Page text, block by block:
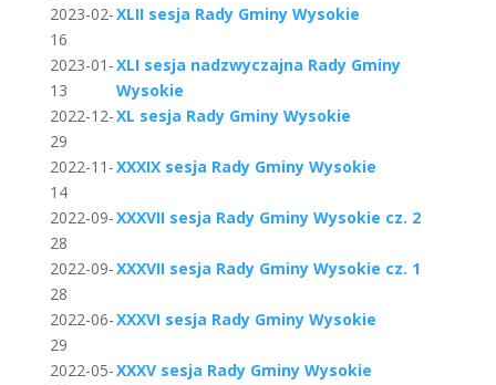
2023-02-
16
XLII sesja Rady Gminy Wysokie
2023-01-
13
XLI sesja nadzwyczajna Rady Gminy
Wysokie
2022-12-
29
XL sesja Rady Gminy Wysokie
2022-11-
14
XXXIX sesja Rady Gminy Wysokie
2022-09-
28
XXXVII sesja Rady Gminy Wysokie cz. 2
2022-09-
28
XXXVII sesja Rady Gminy Wysokie cz. 1
2022-06-
29
XXXVI sesja Rady Gminy Wysokie
2022-05-XXXV sesja Rady Gminy Wysokie